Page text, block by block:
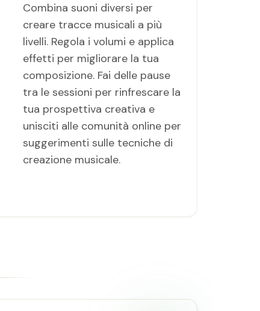
Combina suoni diversi per
creare tracce musicali a più
livelli. Regola i volumi e applica
effetti per migliorare la tua
composizione. Fai delle pause
tra le sessioni per rinfrescare la
tua prospettiva creativa e
unisciti alle comunità online per
suggerimenti sulle tecniche di
creazione musicale.